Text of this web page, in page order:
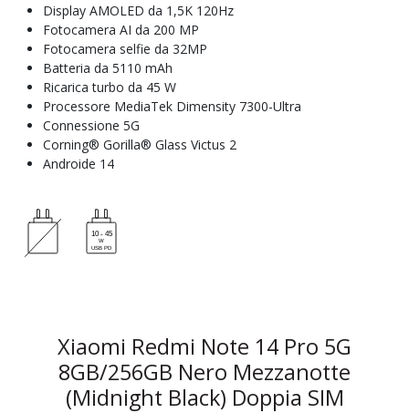
Display AMOLED da 1,5K 120Hz
Fotocamera AI da 200 MP
Fotocamera selfie da 32MP
Batteria da 5110 mAh
Ricarica turbo da 45 W
Processore MediaTek Dimensity 7300-Ultra
Connessione 5G
Corning® Gorilla® Glass Victus 2
Androide 14
Xiaomi Redmi Note 14 Pro 5G
8GB/256GB Nero Mezzanotte
(Midnight Black) Doppia SIM